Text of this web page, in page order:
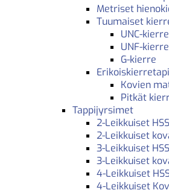
Metriset
Tuumaiset
UNC-kierre
UNF-kierre
G-kierre
Kovien
Pitkät
Tappijyrsimet
2-Leikkuiset
2-Leikkuiset
3-Leikkuiset
3-Leikkuiset
4-Leikkuiset
4-Leikkuiset